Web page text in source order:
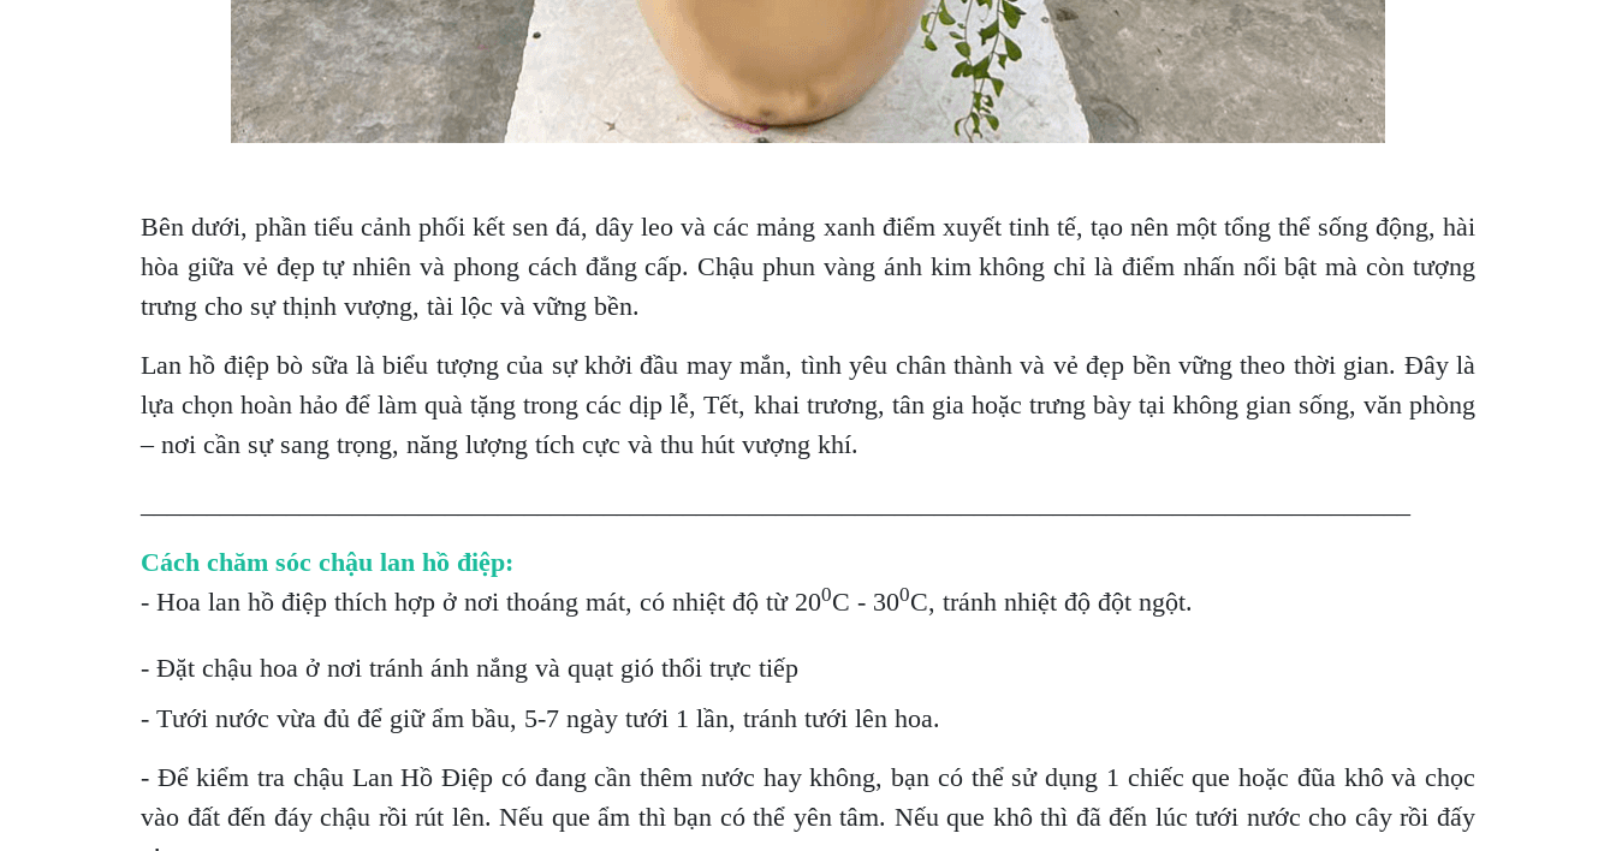
Bên dưới, phần tiểu cảnh phối kết sen đá, dây leo và các mảng xanh điểm xuyết tinh tế, tạo nên một tổng thể sống động, hài
hòa giữa vẻ đẹp tự nhiên và phong cách đẳng cấp. Chậu phun vàng ánh kim không chỉ là điểm nhấn nổi bật mà còn tượng
trưng cho sự thịnh vượng, tài lộc và vững bền.
Lan hồ điệp bò sữa là biểu tượng của sự khởi đầu may mắn, tình yêu chân thành và vẻ đẹp bền vững theo thời gian. Đây là
lựa chọn hoàn hảo để làm quà tặng trong các dịp lễ, Tết, khai trương, tân gia hoặc trưng bày tại không gian sống, văn phòng
– nơi cần sự sang trọng, năng lượng tích cực và thu hút vượng khí.
Cách chăm sóc chậu lan hồ điệp:
- Hoa lan hồ điệp thích hợp ở nơi thoáng mát, có nhiệt độ từ 200C - 300C, tránh nhiệt độ đột ngột.
- Đặt chậu hoa ở nơi tránh ánh nắng và quạt gió thổi trực tiếp
- Tưới nước vừa đủ để giữ ẩm bầu, 5-7 ngày tưới 1 lần, tránh tưới lên hoa.
- Để kiểm tra chậu Lan Hồ Điệp có đang cần thêm nước hay không, bạn có thể sử dụng 1 chiếc que hoặc đũa khô và chọc
vào đất đến đáy chậu rồi rút lên. Nếu que ẩm thì bạn có thể yên tâm. Nếu que khô thì đã đến lúc tưới nước cho cây rồi đấy